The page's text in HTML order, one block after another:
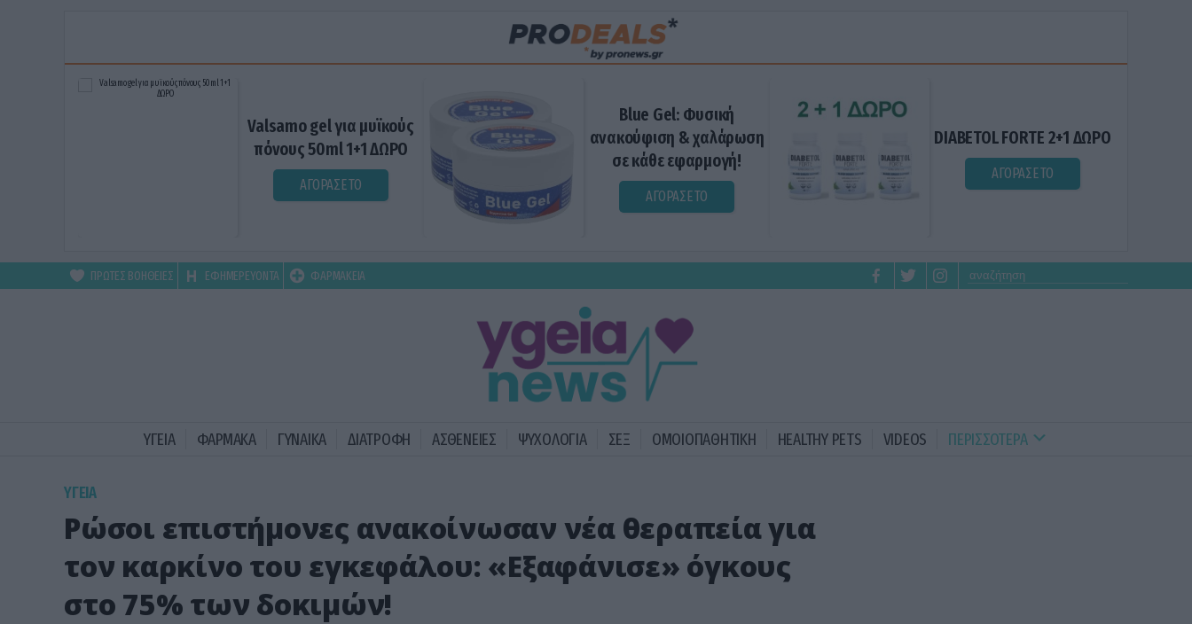
Valsamo gel για μυϊκούς
πόνους 50ml 1+1 ΔΩΡΟ
ΑΓΟΡΑΣΕ ΤΟ
Blue Gel: Φυσική
ανακούφιση & χαλάρωση
σε κάθε εφαρμογή!
ΑΓΟΡΑΣΕ ΤΟ
DIABETOL FORTE 2+1 ΔΩΡΟ
ΑΓΟΡΑΣΕ ΤΟ
ΠΡΩΤΕΣ ΒΟΗΘΕΙΕΣ ΕΦΗΜΕΡΕΥΟΝΤΑ ΦΑΡΜΑΚΕΙΑ
ΥΓΕΙΑ ΦΑΡΜΑΚΑ ΓΥΝΑΙΚΑ ΔΙΑΤΡΟΦΗ ΑΣΘΕΝΕΙΕΣ ΨΥΧΟΛΟΓΙΑ ΣΕΞ ΟΜΟΙΟΠΑΘΗΤΙΚΗ HEALTHY PETS VIDEOS ΠΕΡΙΣΣΟΤΕΡΑ
ΥΓΕΙΑ
Ρώσοι επιστήμονες ανακοίνωσαν νέα θεραπεία για
τον καρκίνο του εγκεφάλου: «Εξαφάνισε» όγκους
στο 75% των δοκιμών!